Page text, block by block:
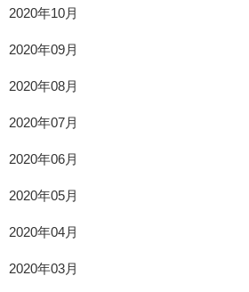
2020年10月
2020年09月
2020年08月
2020年07月
2020年06月
2020年05月
2020年04月
2020年03月